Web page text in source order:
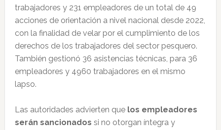
trabajadores y 231 empleadores de un total de 49
acciones de orientación a nivel nacional desde 2022,
con la finalidad de velar por el cumplimiento de los
derechos de los trabajadores del sector pesquero.
También gestionó 36 asistencias técnicas, para 36
empleadores y 4960 trabajadores en el mismo
lapso.
Las autoridades advierten que los empleadores
serán sancionados si no otorgan íntegra y